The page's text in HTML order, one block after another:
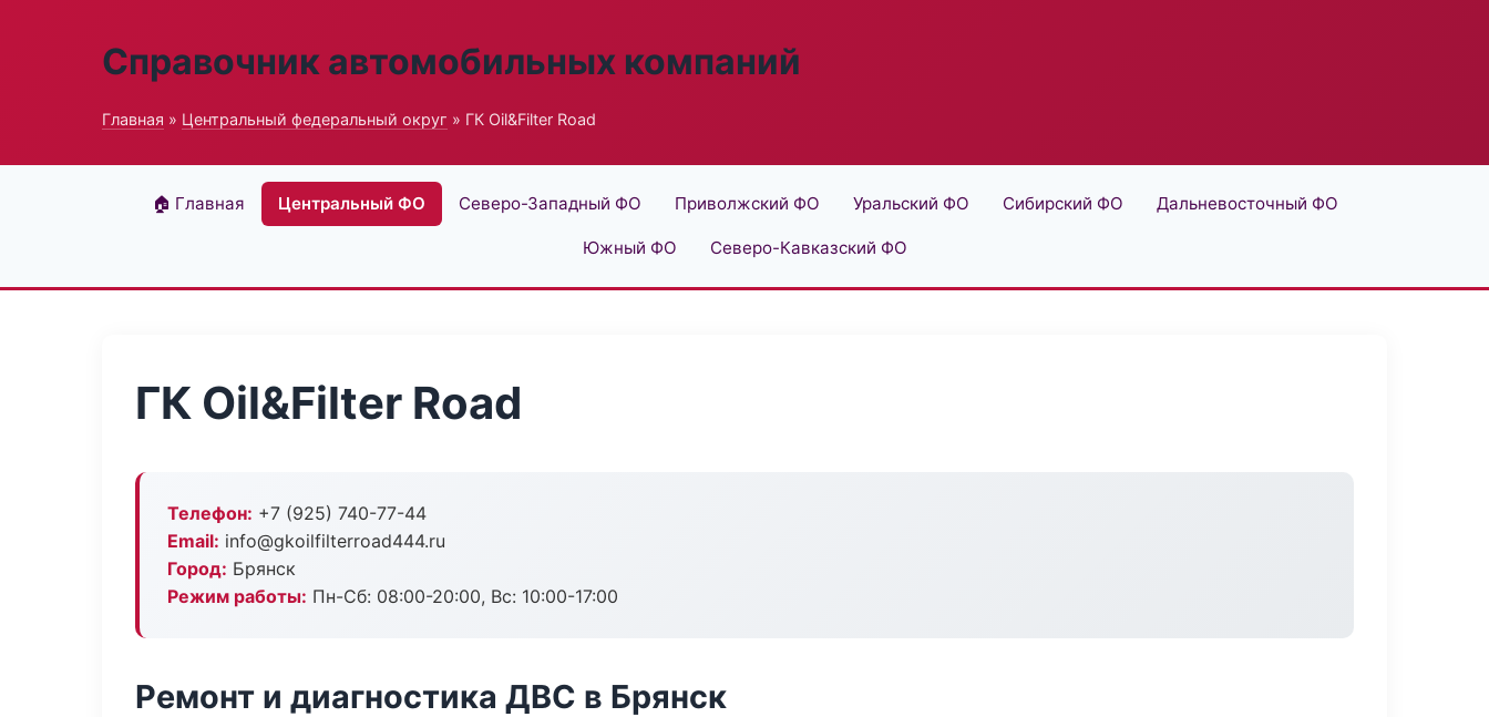
Справочник автомобильных компаний
Главная » Центральный федеральный округ » ГК Oil&Filter Road
🏠 Главная Центральный ФО Северо-Западный ФО Приволжский ФО Уральский ФО Сибирский ФО Дальневосточный ФО
Южный ФО Северо-Кавказский ФО
ГК Oil&Filter Road
Телефон: +7 (925) 740-77-44
Email: info@gkoilfilterroad444.ru
Город: Брянск
Режим работы: Пн-Сб: 08:00-20:00, Вс: 10:00-17:00
Ремонт и диагностика ДВС в Брянск